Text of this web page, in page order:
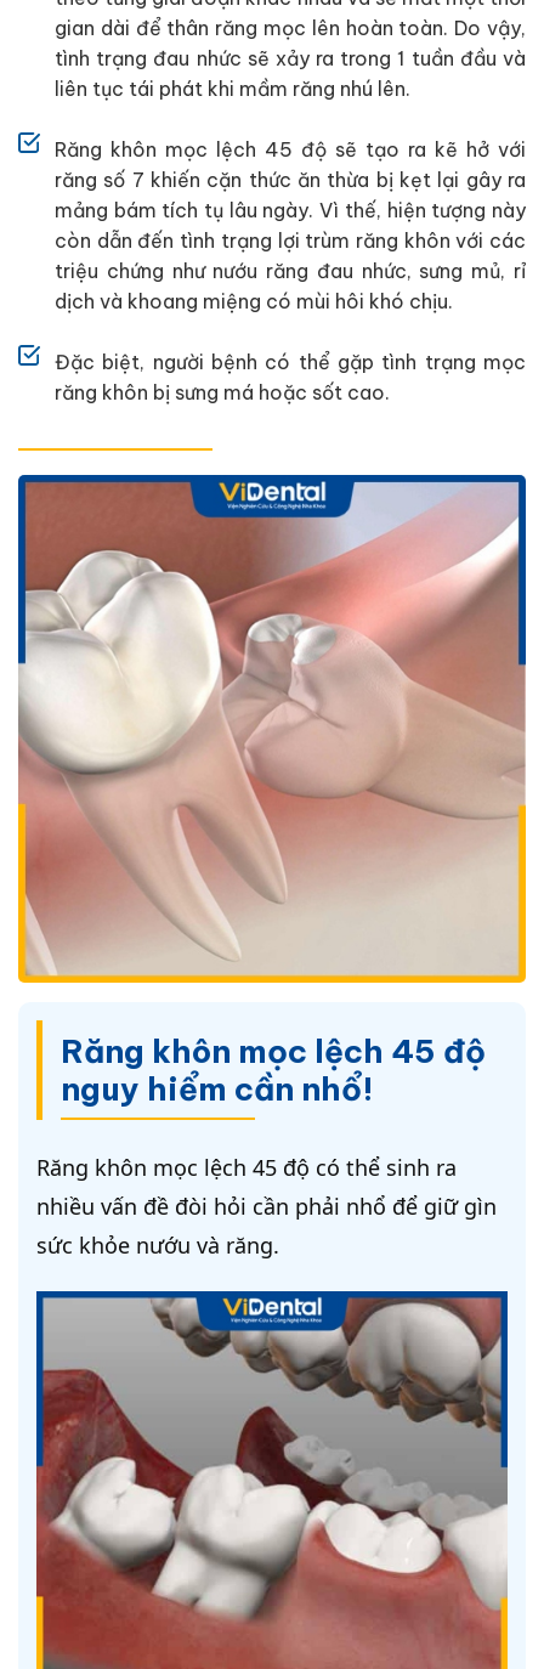
gian dài để thân răng mọc lên hoàn toàn. Do vậy,
tình trạng đau nhức sẽ xảy ra trong 1 tuần đầu và
liên tục tái phát khi mầm răng nhú lên.
Răng khôn mọc lệch 45 độ sẽ tạo ra kẽ hở với
răng số 7 khiến cặn thức ăn thừa bị kẹt lại gây ra
mảng bám tích tụ lâu ngày. Vì thế, hiện tượng này
còn dẫn đến tình trạng lợi trùm răng khôn với các
triệu chứng như nướu răng đau nhức, sưng mủ, rỉ
dịch và khoang miệng có mùi hôi khó chịu.
Đặc biệt, người bệnh có thể gặp tình trạng mọc
răng khôn bị sưng má hoặc sốt cao.
Răng khôn mọc lệch 45 độ
nguy hiểm cần nhổ!
Răng khôn mọc lệch 45 độ có thể sinh ra
nhiều vấn đề đòi hỏi cần phải nhổ để giữ gìn
sức khỏe nướu và răng.